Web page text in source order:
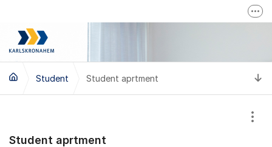
Student Student aprtment
Student aprtment